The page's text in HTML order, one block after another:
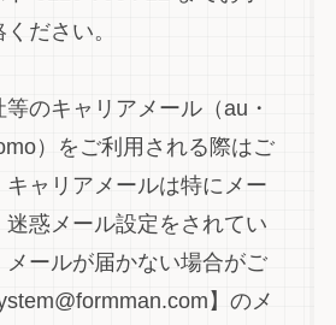
ださい。
のキャリアメール（au・
）をご利用される際はご
ャリアメールは特にメー
迷惑メール設定をされてい
メールが届かない場合がご
】のメ